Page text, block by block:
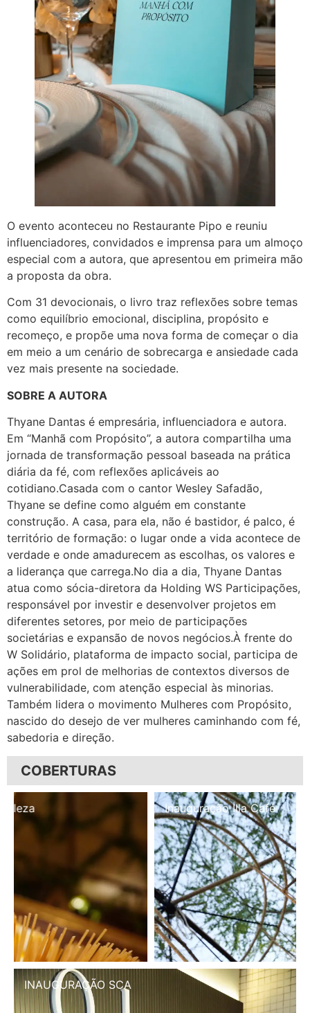
O evento aconteceu no Restaurante Pipo e reuniu
influenciadores, convidados e imprensa para um almoço
especial com a autora, que apresentou em primeira mão
a proposta da obra.
Com 31 devocionais, o livro traz reflexões sobre temas
como equilíbrio emocional, disciplina, propósito e
recomeço, e propõe uma nova forma de começar o dia
em meio a um cenário de sobrecarga e ansiedade cada
vez mais presente na sociedade.
SOBRE A AUTORA
Thyane Dantas é empresária, influenciadora e autora.
Em “Manhã com Propósito”, a autora compartilha uma
jornada de transformação pessoal baseada na prática
diária da fé, com reflexões aplicáveis ao
cotidiano.Casada com o cantor Wesley Safadão,
Thyane se define como alguém em constante
construção. A casa, para ela, não é bastidor, é palco, é
território de formação: o lugar onde a vida acontece de
verdade e onde amadurecem as escolhas, os valores e
a liderança que carrega.No dia a dia, Thyane Dantas
atua como sócia-diretora da Holding WS Participações,
responsável por investir e desenvolver projetos em
diferentes setores, por meio de participações
societárias e expansão de novos negócios.À frente do
W Solidário, plataforma de impacto social, participa de
ações em prol de melhorias de contextos diversos de
vulnerabilidade, com atenção especial às minorias.
Também lidera o movimento Mulheres com Propósito,
nascido do desejo de ver mulheres caminhando com fé,
sabedoria e direção.
COBERTURAS
Inauguração Illa Café
INAUGURAÇÃO SCA